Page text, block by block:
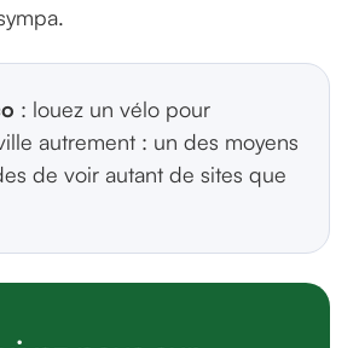
: louez un vélo pour
autrement : un des moyens
de voir autant de sites que